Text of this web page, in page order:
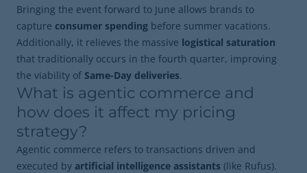
Bringing the event forward to June allows brands to
capture consumer spending before summer vacations.
Additionally, it relieves the massive logistical saturation
that traditionally occurs in the fourth quarter, improving
the viability of Same-Day deliveries.
What is agentic commerce and
how does it affect my pricing
strategy?
Agentic commerce refers to transactions driven and
executed by artificial intelligence assistants (like Rufus).